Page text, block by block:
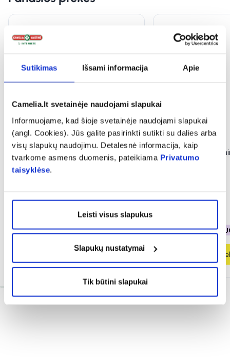
Sutikimas Išsami informacija Apie
Camelia.lt svetainėje naudojami slapukai
Informuojame, kad šioje svetainėje naudojami slapukai
(angl. Cookies). Jūs galite pasirinkti sutikti su dalies arba
visų slapukų naudojimu. Detalesnė informacija, kaip
tvarkome asmens duomenis, pateikiama Privatumo
taisyklėse.
Leisti visus slapukus
Slapukų nustatymai
Tik būtini slapukai
ACCU-FINE adatos PEN
NEEDLE, 32 mm x 6 mm, 100
vnt.
% PAPILDOMA NUOLAIDA
Į krepšelį
NOVOFINE
% PAPILDOMA
Į